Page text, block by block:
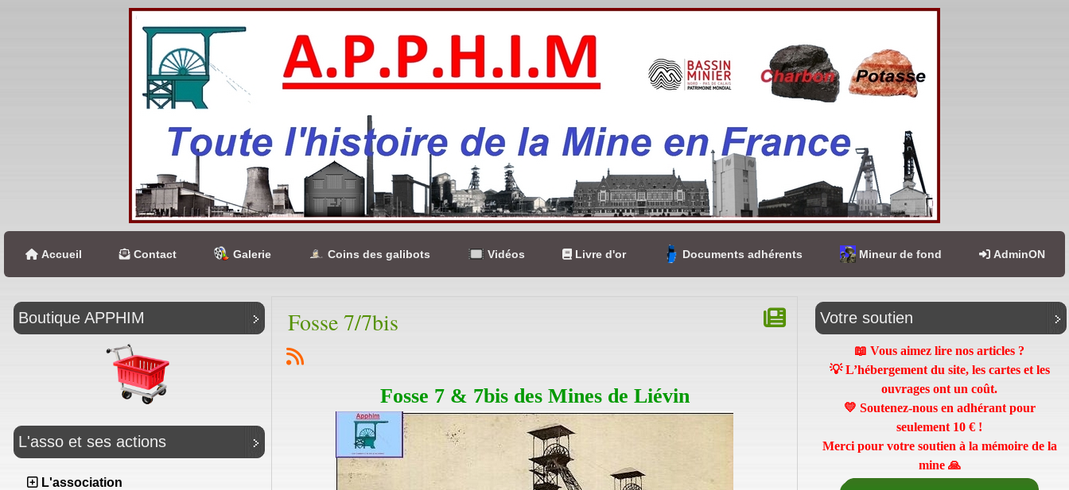
Accueil Contact Galerie Coins des galibots Vidéos Livre d'or Documents adhérents Mineur de fond AdminON
Boutique APPHIM
L'asso et ses actions
L'association
Fosse 7/7bis
Fosse 7 & 7bis des Mines de Liévin
Votre soutien
📖 Vous aimez lire nos articles ?
💡 L’hébergement du site, les cartes et les
ouvrages ont un coût.
💛 Soutenez-nous en adhérant pour
seulement 10 € !
Merci pour votre soutien à la mémoire de la
mine 🙏